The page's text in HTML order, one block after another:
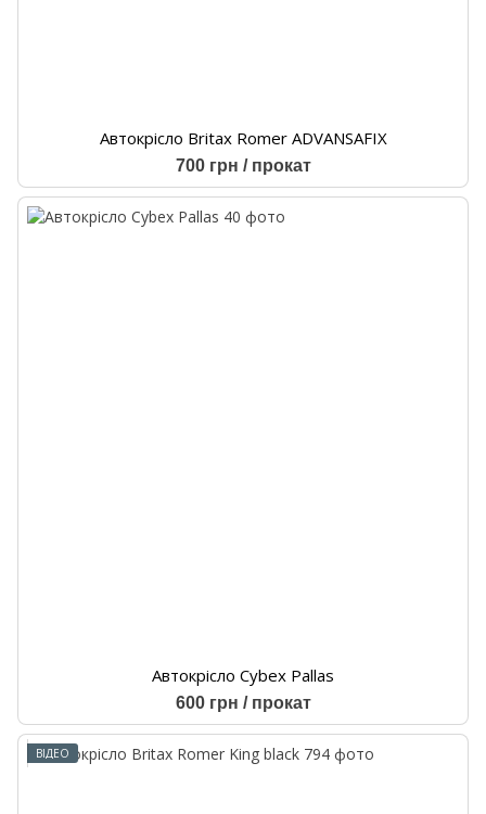
Автокрісло Britax Romer ADVANSAFIX
700 грн / прокат
Автокрісло Cybex Pallas
600 грн / прокат
ВІДЕО